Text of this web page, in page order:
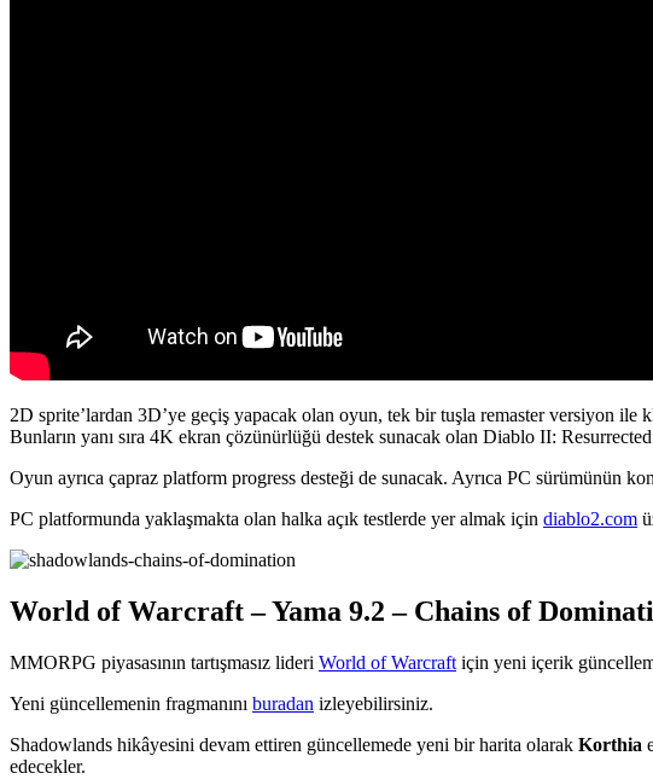
2D sprite’lardan 3D’ye geçiş yapacak olan oyun, tek bir tuşla remaster versiyon ile
Bunların yanı sıra 4K ekran çözünürlüğü destek sunacak olan Diablo II:
Oyun ayrıca çapraz platform progress desteği de sunacak. Ayrıca PC sürümünün
PC platformunda yaklaşmakta olan halka açık testlerde yer almak için diablo2.com
World of Warcraft – Yama 9.2 – Chains of
MMORPG piyasasının tartışmasız lideri World of Warcraft için yeni içerik
Yeni güncellemenin fragmanını buradan izleyebilirsiniz.
Shadowlands hikâyesini devam ettiren güncellemede yeni bir harita olarak Korthia
edecekler.